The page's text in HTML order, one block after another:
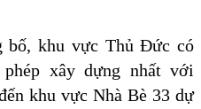
bố, khu vực Thủ Đức có
xây dựng nhất với
khu vực Nhà Bè 33 dự